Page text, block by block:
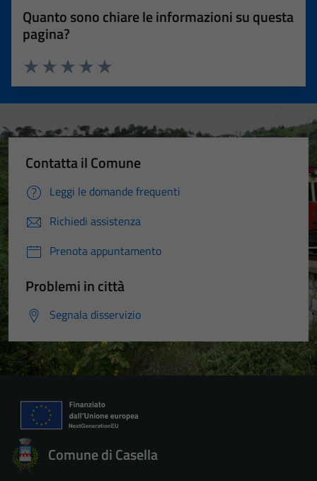
Quanto sono chiare le informazioni su questa
pagina?
Valuta 5 stelle su 5
Valuta 4 stelle su 5
Valuta 3 stelle su 5
Valuta 2 stelle su 5
Valuta 1 stelle su 5
Contatta il Comune
Leggi le domande frequenti
Richiedi assistenza
Prenota appuntamento
Problemi in città
Segnala disservizio
Comune di Casella